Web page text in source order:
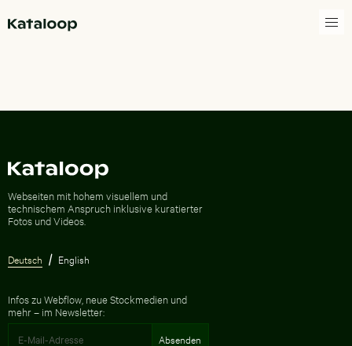
Webseiten mit hohem visuellem und
technischem Anspruch inklusive kuratierter
Fotos und Videos.
Deutsch English
Infos zu Webflow, neue Stockmedien und
mehr – im Newsletter: